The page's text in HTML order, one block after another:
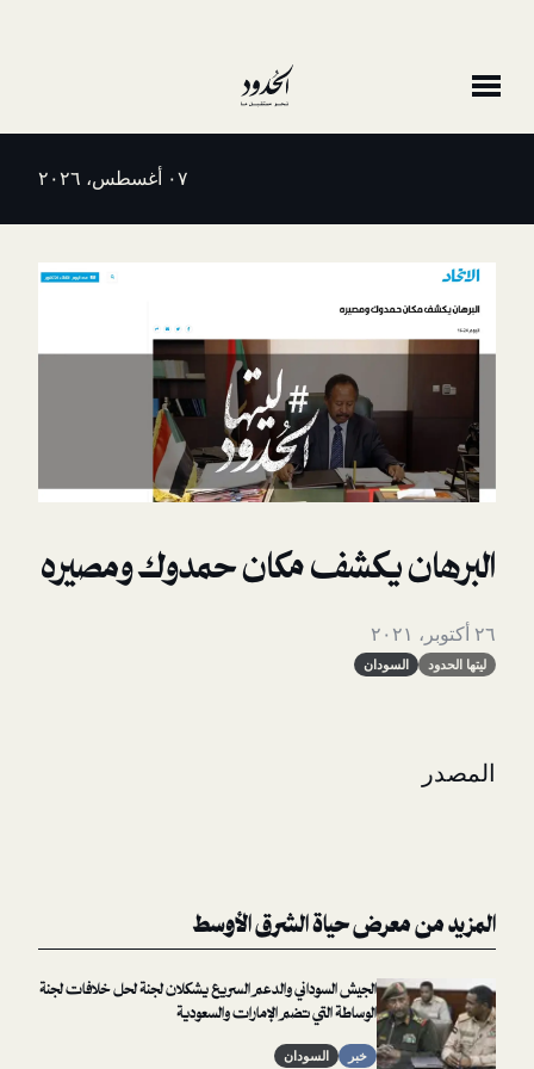
يكشف مكان حمدوك ومصيره
حياة الشرق الأوسط
الجيش السوداني والدعم السريع يشكلان لجنة لحل خلافات لجنة
الوساطة التي تضم الإمارات والسعودية
خبر السودان